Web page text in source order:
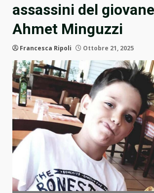
assassini del
Ahmet Minguzzi
Francesca Ripoli Ottobre 21, 2025